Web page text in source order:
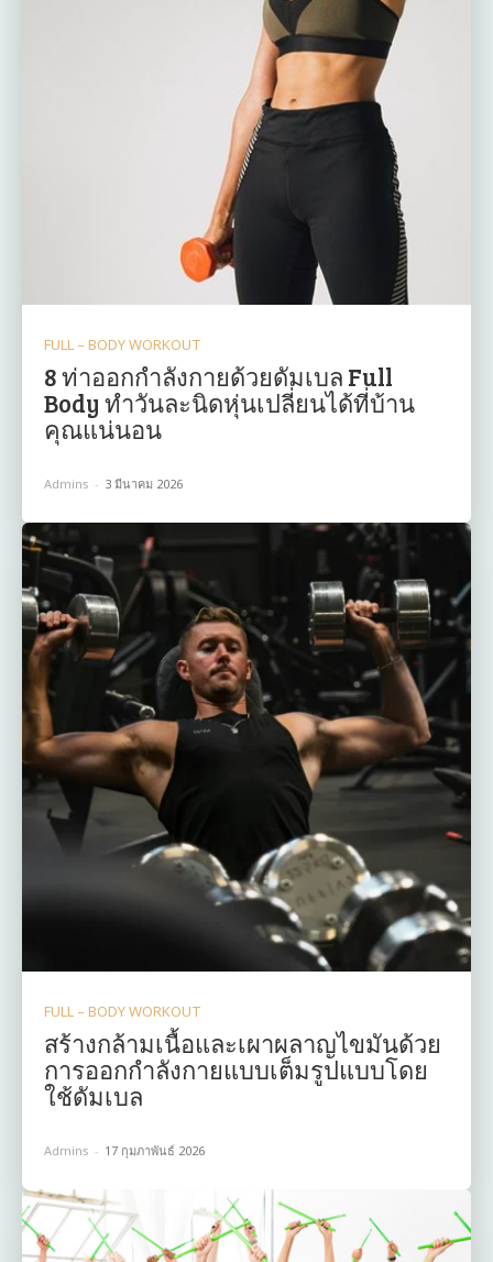
FULL – BODY WORKOUT
8 ท่าออกกำลังกายด้วยดัมเบล Full
Body ทำวันละนิดหุ่นเปลี่ยนได้ที่บ้าน
คุณแน่นอน
Admins - 3 มีนาคม 2026
FULL – BODY WORKOUT
สร้างกล้ามเนื้อและเผาผลาญไขมันด้วย
การออกกำลังกายแบบเต็มรูปแบบโดย
ใช้ดัมเบล
Admins - 17 กุมภาพันธ์ 2026